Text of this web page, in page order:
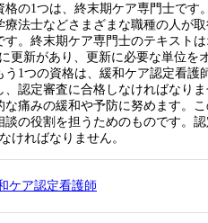
格の1つは、終末期ケア専門士で
療法士などさまざまな職種の人が
す。終末期ケア専門士のテキスト
更新があり、更新に必要な単位を
う1つの資格は、緩和ケア認定看
、認定審査に合格しなければなり
な痛みの緩和や予防に努めます。
談の役割を担うためのものです。
ければなりません。
ケア認定看護師